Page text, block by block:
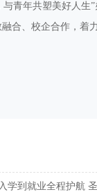
青年共塑美好人生
合、校企合作，着